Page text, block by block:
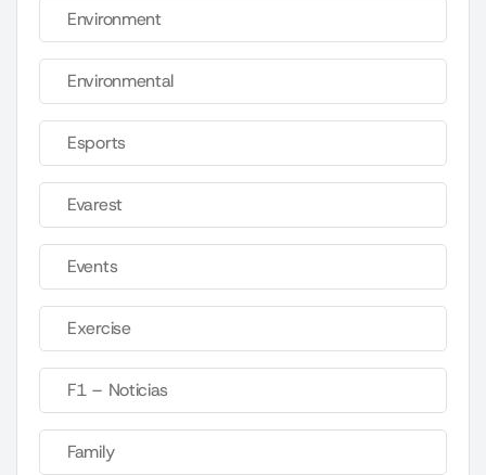
Environment
Environmental
Esports
Evarest
Events
Exercise
F1 – Noticias
Family